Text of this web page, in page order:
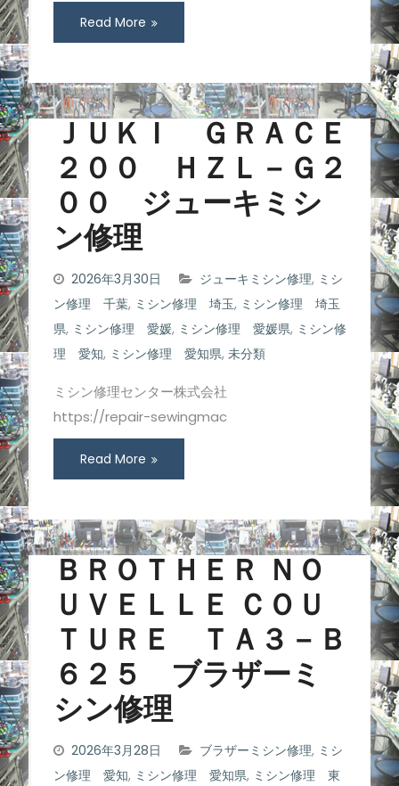
Read More
ＪＵＫＩ ＧＲＡＣＥ
２００ ＨＺＬ－Ｇ２
００ ジューキミシ
ン修理
2026年3月30日 ジューキミシン修理, ミシ
ン修理 千葉, ミシン修理 埼玉, ミシン修理 埼玉
県, ミシン修理 愛媛, ミシン修理 愛媛県, ミシン修
理 愛知, ミシン修理 愛知県, 未分類
ミシン修理センター株式会社
https://repair-sewingmac
Read More
ＢＲＯＴＨＥＲ ＮＯ
ＵＶＥＬＬＥ ＣＯＵ
ＴＵＲＥ ＴＡ３－Ｂ
６２５ ブラザーミ
シン修理
2026年3月28日 ブラザーミシン修理, ミシ
ン修理 愛知, ミシン修理 愛知県, ミシン修理 東